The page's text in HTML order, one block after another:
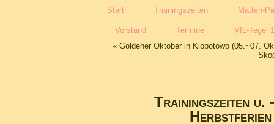
Start Trainingszeiten Matten-
Vorstand Termine
VfL-Tegel
« Goldener Oktober in Klopotowo (05.~07.
Trainingszeiten u.